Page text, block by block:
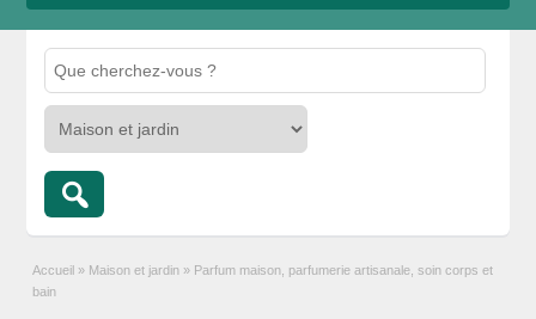
Accueil » Maison et jardin » Parfum maison, parfumerie artisanale, soin corps et
bain